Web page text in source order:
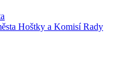
Hoštky a Komisí Rady